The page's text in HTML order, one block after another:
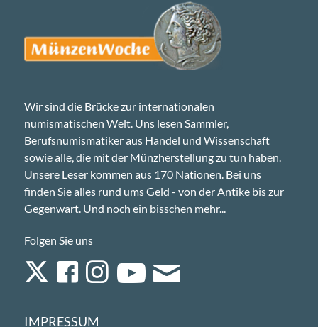
Wir sind die Brücke zur internationalen
numismatischen Welt. Uns lesen Sammler,
Berufsnumismatiker aus Handel und Wissenschaft
sowie alle, die mit der Münzherstellung zu tun haben.
Unsere Leser kommen aus 170 Nationen. Bei uns
finden Sie alles rund ums Geld - von der Antike bis zur
Gegenwart. Und noch ein bisschen mehr...
Folgen Sie uns
IMPRESSUM